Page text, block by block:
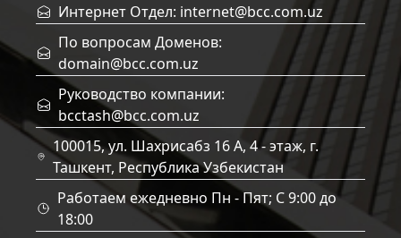
Интернет Отдел: internet@bcc.com.uz
По вопросам Доменов:
domain@bcc.com.uz
Руководство компании:
bcctash@bcc.com.uz
100015, ул. Шахрисабз 16 А, 4 - этаж, г.
Ташкент, Республика Узбекистан
Работаем ежедневно Пн - Пят; C 9:00 до
18:00